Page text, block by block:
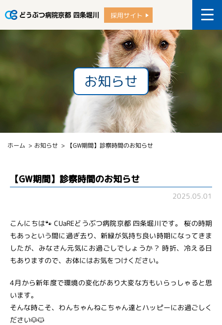
採用サイト
お知らせ
ホーム お知らせ 【GW期間】診察時間のお知らせ
【GW期間】診察時間のお知らせ
2025.05.01
こんにちは🐾 CUaREどうぶつ病院京都 四条堀川です。 桜の時期
もあっという間に過ぎ去り、新緑が気持ち良い時期になってきま
したが、みなさん元気にお過ごしでしょうか？ 時折、冷える日
もありますので、お体にはお気をつけください。
4月から新年度で環境の変化があり大変な方もいらっしゃると思
います。
そんな時こそ、わんちゃんねこちゃん達とハッピーにお過ごしく
ださい🐶🐱